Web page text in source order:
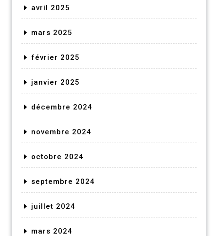
avril 2025
mars 2025
février 2025
janvier 2025
décembre 2024
novembre 2024
octobre 2024
septembre 2024
juillet 2024
mars 2024